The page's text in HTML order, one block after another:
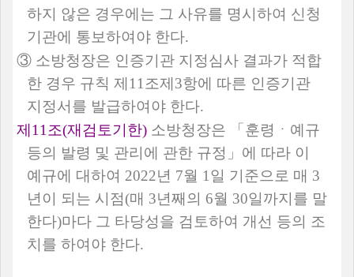
하지 않은 경우에는 그 사유를 명시하여 신청
기관에 통보하여야 한다.
③ 소방청장은 인증기관 지정심사 결과가 적합
한 경우 규칙 제 11 조제 3항에 따른 인증기관
지정서를 발급하여야 한다.
제 11 조(재검토기한) 소방청장은 「 훈령ㆍ예규
등의 발령 및 관리에 관한 규정 」 에 따라 이
예규에 대하여 2022년 7월 1 일 기준으로 매 3
년이 되는 시점(매 3년째의 6월 30일까지를 말
한다)마다 그 타당성을 검토하여 개선 등의 조
치를 하여야 한다.